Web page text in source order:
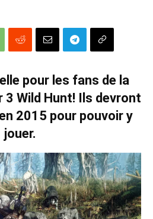
pour les fans de la
3 Wild Hunt! Ils devront
2015 pour pouvoir y
jouer.